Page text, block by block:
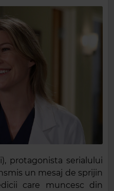
protagonista serialului
un mesaj de sprijin
care muncesc din